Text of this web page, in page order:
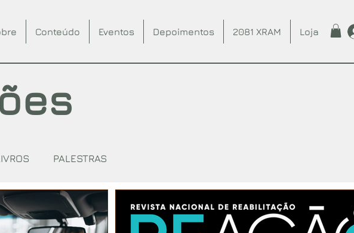
Conteúdo Eventos Depoimentos 2081 XRAM Loja
PALESTRAS